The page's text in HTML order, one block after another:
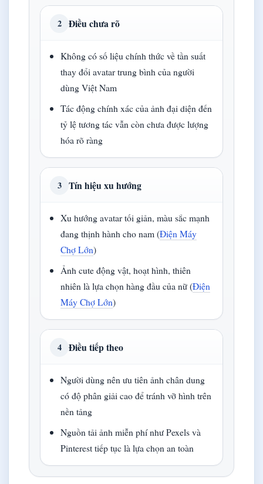
2 Điều chưa rõ
Không có số liệu chính thức về tần suất
thay đổi avatar trung bình của người
dùng Việt Nam
Tác động chính xác của ảnh đại diện đến
tỷ lệ tương tác vẫn còn chưa được lượng
hóa rõ ràng
3 Tín hiệu xu hướng
Xu hướng avatar tối giản, màu sắc mạnh
đang thịnh hành cho nam (Điện Máy
Chợ Lớn)
Ảnh cute động vật, hoạt hình, thiên
nhiên là lựa chọn hàng đầu của nữ (Điện
Máy Chợ Lớn)
4 Điều tiếp theo
Người dùng nên ưu tiên ảnh chân dung
có độ phân giải cao để tránh vỡ hình trên
nền tảng
Nguồn tải ảnh miễn phí như Pexels và
Pinterest tiếp tục là lựa chọn an toàn